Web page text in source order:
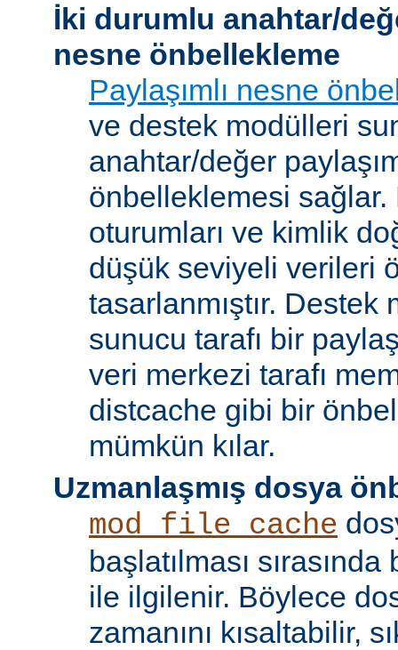
İki durumlu anahtar/
nesne önbellekleme
Paylaşımlı nesne
ve destek modülleri
anahtar/değer
önbelleklemesi
oturumları ve kimlik
düşük seviyeli verileri
tasarlanmıştır.
sunucu tarafı bir
veri merkezi tarafı
distcache gibi bir
mümkün kılar.
Uzmanlaşmış dosya
mod_file_cache
başlatılması
ile ilgilenir. Böylece
zamanını kısaltabilir,